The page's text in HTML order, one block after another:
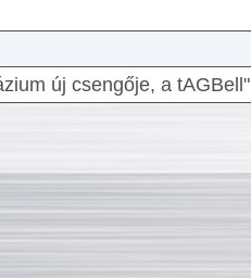
új csengője, a tAGBell"